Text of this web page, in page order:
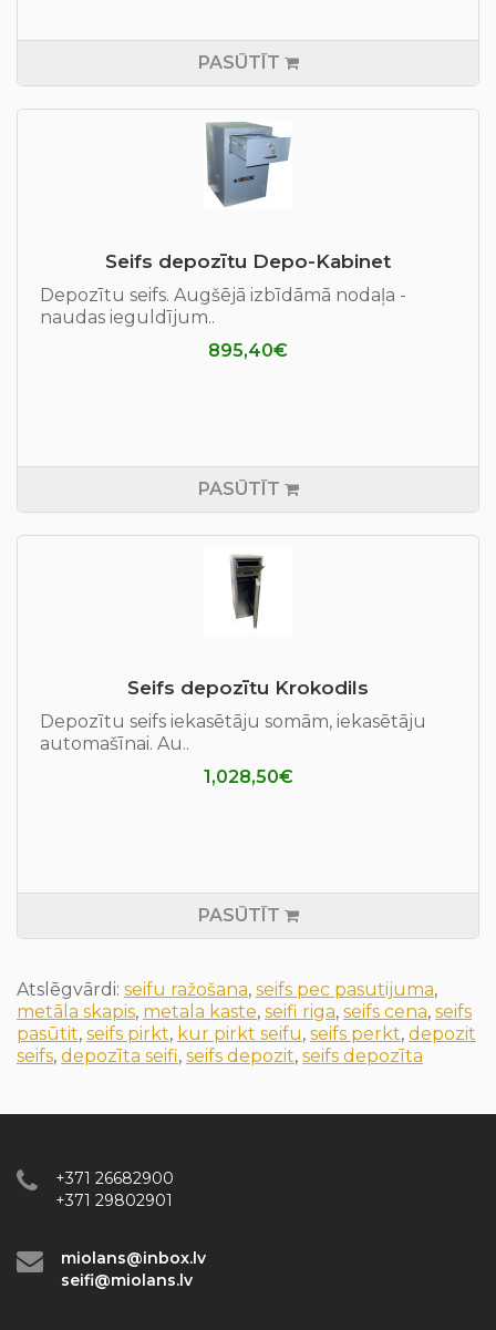
PASŪTĪT
Seifs depozītu Depo-Kabinet
Depozītu seifs. Augšējā izbīdāmā nodaļa -
naudas ieguldījum..
895,40€
PASŪTĪT
Seifs depozītu Krokodils
Depozītu seifs iekasētāju somām, iekasētāju
automašīnai. Au..
1,028,50€
PASŪTĪT
Atslēgvārdi: seifu ražošana, seifs pec pasutijuma,
metāla skapis, metala kaste, seifi riga, seifs cena, seifs
pasūtit, seifs pirkt, kur pirkt seifu, seifs perkt, depozit
seifs, depozīta seifi, seifs depozit, seifs depozīta
+371 26682900
+371 29802901
miolans@inbox.lv
seifi@miolans.lv